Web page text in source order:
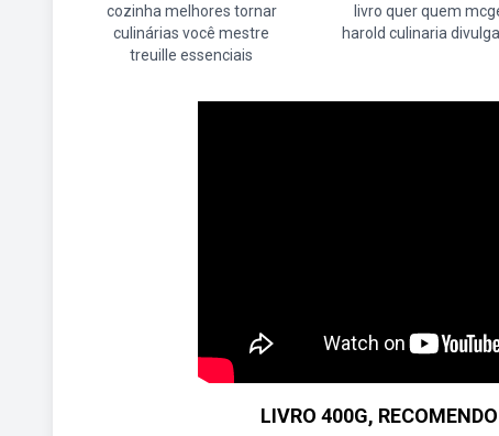
cozinha melhores tornar
culinárias você mestre
treuille essenciais
livro quer quem
harold culinaria
LIVRO 400G,